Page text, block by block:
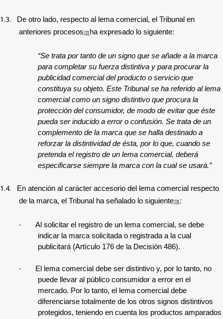
1.3.
De otro lado, respecto al lema comercial, el Tribunal en
anteriores procesos [2] ha expresado lo siguiente:
“Se trata por tanto de un signo que se añade a la marca
para completar su fuerza distintiva y para procurar la
publicidad comercial del producto o servicio que
constituya su objeto. Este Tribunal se ha referido al lema
comercial como un signo distintivo que procura la
protección del consumidor, de modo de evitar que éste
pueda ser inducido a error o confusión. Se trata de un
complemento de la marca que se halla destinado a
reforzar la distintividad de ésta, por lo que, cuando se
pretenda el registro de un lema comercial, deberá
especificarse siempre la marca con la cual se usará.”
1.4.
En atención al carácter accesorio del lema comercial respecto
de la marca, el Tribunal ha señalado lo siguiente [3] :
-
Al solicitar el registro de un lema comercial, se debe
indicar la marca solicitada o registrada a la cual
publicitará (Artículo 176 de la Decisión 486).
-
El lema comercial debe ser distintivo y, por lo tanto, no
puede llevar al público consumidor a error en el
mercado. Por lo tanto, el lema comercial debe
diferenciarse totalmente de los otros signos distintivos
protegidos, teniendo en cuenta los productos amparados